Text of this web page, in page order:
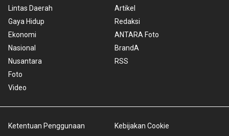
Lintas Daerah
Gaya Hidup
Ekonomi
Nasional
Nusantara
Foto
Video
Artikel
Redaksi
ANTARA Foto
BrandA
RSS
Ketentuan Penggunaan
Kebijakan Cookie